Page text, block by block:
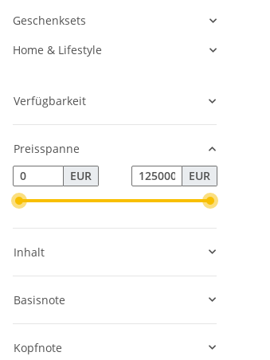
Geschenksets
Home & Lifestyle
Verfügbarkeit
Preisspanne
EUR
EUR
Inhalt
Basisnote
Kopfnote